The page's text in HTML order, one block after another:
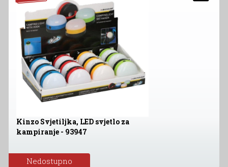
Kinzo Svjetiljka, LED svjetlo za
kampiranje - 93947
Nedostupno